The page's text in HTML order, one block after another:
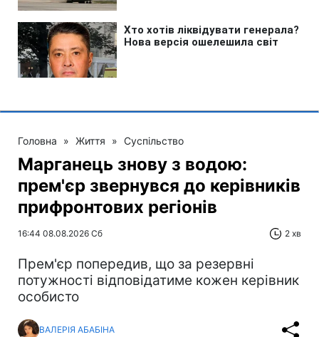
Головна » Життя » Суспільство
Марганець знову з водою:
прем'єр звернувся до керівників
прифронтових регіонів
16:44 08.08.2026 Сб 2 хв
Прем'єр попередив, що за резервні
потужності відповідатиме кожен керівник
особисто
ВАЛЕРІЯ АБАБІНА